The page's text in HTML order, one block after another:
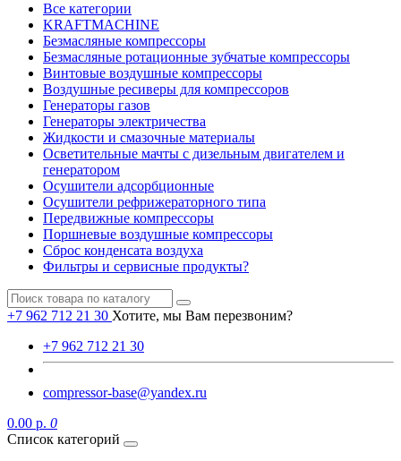
Все категории
KRAFTMACHINE
Безмасляные компрессоры
Безмасляные ротационные зубчатые компрессоры
Винтовые воздушные компрессоры
Воздушные ресиверы для компрессоров
Генераторы газов
Генераторы электричества
Жидкости и смазочные материалы
Осветительные мачты с дизельным двигателем и
генератором
Осушители адсорбционные
Осушители рефрижераторного типа
Передвижные компрессоры
Поршневые воздушные компрессоры
Сброс конденсата воздуха
Фильтры и сервисные продукты?
+7 962 712 21 30 Хотите, мы Вам перезвоним?
+7 962 712 21 30
compressor-base@yandex.ru
0.00 р. 0
Список категорий